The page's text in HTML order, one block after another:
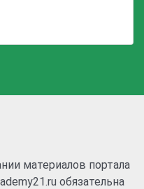
материалов портала
обязательна